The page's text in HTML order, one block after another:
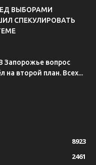
ВЫБОРАМИ
СПЕКУЛИРОВАТЬ
Запорожье вопрос
на второй план. Всех...
8923
2461